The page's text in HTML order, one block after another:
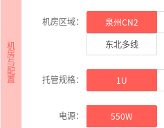
机
房
与
配
置
机房区域： 泉州CN2
东北多线
托管规格： 1U
电源： 550W